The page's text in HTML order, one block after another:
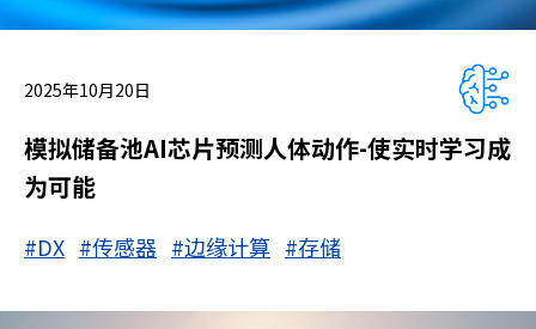
2025年10月20日
模拟储备池AI芯片预测人体动作-使实时学习成
为可能
#DX #传感器 #边缘计算 #存储